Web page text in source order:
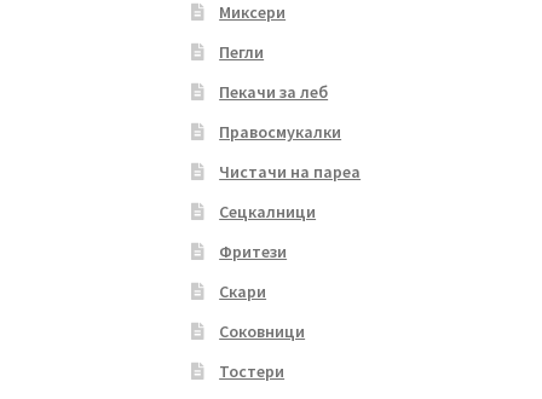
Миксери
Пегли
Пекачи за леб
Правосмукалки
Чистачи на пареа
Сецкалници
Фритези
Скари
Соковници
Тостери